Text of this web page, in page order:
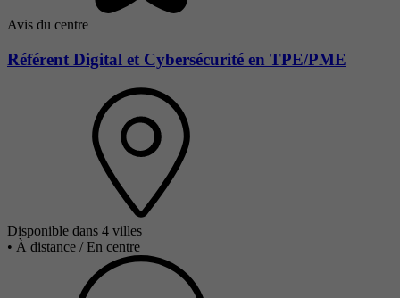
Avis du centre
Référent Digital et Cybersécurité en TPE/PME
Disponible dans 4 villes
• À distance / En centre